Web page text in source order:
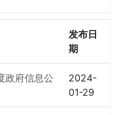
发布日
期
政府信息公
2024-
01-29